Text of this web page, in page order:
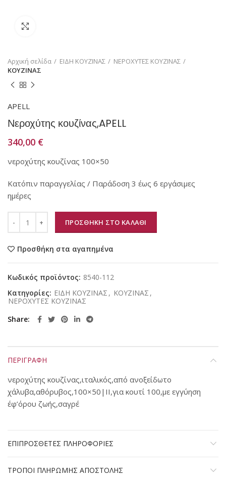
Αρχική σελίδα ΕΙΔΗ ΚΟΥΖΙΝΑΣ
ΝΕΡΟΧΥΤΕΣ ΚΟΥΖΙΝΑΣ
ΚΟΥΖΙΝΑΣ
APELL
Νεροχύτης κουζίνας,APELL
340,00 €
νεροχύτης κουζίνας 100×50
Κατόπιν παραγγελίας / Παράδοση 3 έως 6 εργάσιμες
ημέρες
ΠΡΟΣΘΗΚΗ ΣΤΟ ΚΑΛΑΘΙ
Προσθήκη στα αγαπημένα
Κωδικός προϊόντος: 8540-112
Κατηγορίες: ΕΙΔΗ ΚΟΥΖΙΝΑΣ , ΚΟΥΖΙΝΑΣ ,
ΝΕΡΟΧΥΤΕΣ ΚΟΥΖΙΝΑΣ
Share
ΠΕΡΙΓΡΑΦΗ
νεροχύτης κουζίνας,ιταλικός,από ανοξείδωτο
χάλυβα,αθόρυβος,100×50|ΙΙ,για κουτί 100,με εγγύηση
έφ’όρου ζωής,σαγρέ
ΕΠΙΠΡΟΣΘΕΤΕΣ ΠΛΗΡΟΦΟΡΙΕΣ
ΤΡΟΠΟΙ ΠΛΗΡΩΜΗΣ ΑΠΟΣΤΟΛΗΣ